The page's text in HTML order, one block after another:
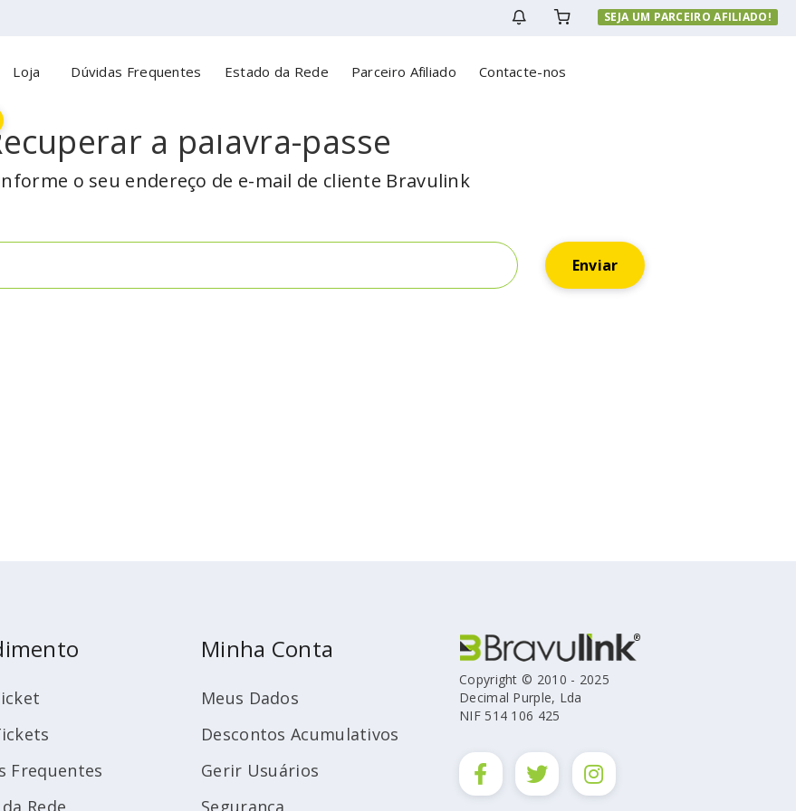
SEJA UM PARCEIRO AFILIADO!
Loja Dúvidas Frequentes Estado da Rede Parceiro Afiliado Contacte-nos
a palavra-passe
o seu endereço de e-mail de cliente Bravulink
Enviar
Frequentes
Rede
Minha Conta
Meus Dados
Descontos Acumulativos
Gerir Usuários
Segurança
Copyright © 2010 - 2025
Decimal Purple, Lda
NIF 514 106 425